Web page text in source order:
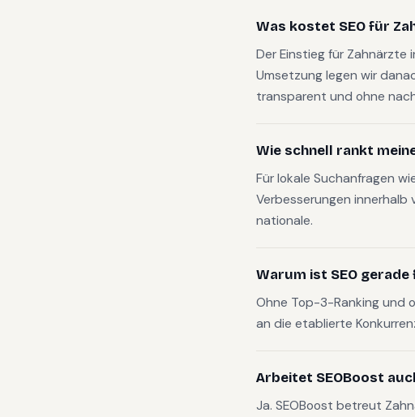
Was kostet SEO für
Der Einstieg für
Umsetzung legen wir
transparent und ohne
Wie schnell rankt
Für lokale Suchanfragen
Verbesserungen innerhalb
nationale.
Warum ist SEO
Ohne Top-3-Ranking und
an die etablierte
Arbeitet SEOBoost
Ja. SEOBoost betreut